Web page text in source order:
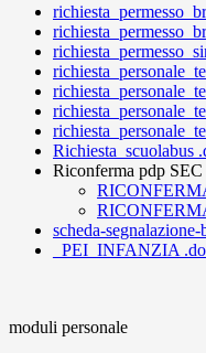
Richiesta_scuolabus
Riconferma pdp
scheda-
_PEI_INFANZIA
moduli personale